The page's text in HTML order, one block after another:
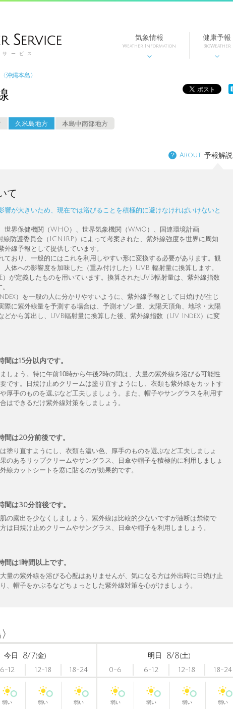
ービス
気象情報
Weather Information

健康予報
BioWeather

沖縄本島〉
久米島地方 本島中南部地方
？ About 予報解説
て
響が大きいため、現在では浴びることを積極的に避けなければいけないと
世界保健機関（WHO）、世界気象機関（WMO）、国連環境計画
線防護委員会（ICNIRP）によって考案された、紫外線強度を世界に周知
線予報として提供しています。
ており、一般的にはこれを利用しやすい形に変換する必要があります。観
人体への影響度を加味した（重み付けした）UVB 輻射量に換算します。
が定義したものを用いています。換算されたUVB輻射量は、紫外線指数
）を一般の人に分かりやすいように、紫外線予報として日焼けが生じ
際に紫外線量を予測する場合は、予測オゾン量、太陽天頂角、地球・太陽
どから算出し、UVB輻射量に換算した後、紫外線指数（UV Index）に変
間は15分以内です。
しょう。特に午前10時から午後2時の間は、大量の紫外線を浴びる可能性
です。日焼け止めクリームは塗り直すようにし、衣類も紫外線をカットす
厚手のものを選ぶなど工夫しましょう。また、帽子やサングラスを利用す
はできるだけ紫外線対策をしましょう。
間は20分前後です。
塗り直すようにし、衣類も濃い色、厚手のものを選ぶなど工夫しましょ
のあるリップクリームやサングラス、日傘や帽子を積極的に利用しましょ
線カットシートを窓に貼るのが効果的です。
間は30分前後です。
の露出を少なくしましょう。紫外線は比較的少ないですが油断は禁物で
は日焼け止めクリームやサングラス、日傘や帽子を利用しましょう。
間は1時間以上です。
量の紫外線を浴びる心配はありませんが、気になる方は外出時に日焼け止
、帽子をかぶるなどちょっとした紫外線対策を心がけましょう。
今日 8/7(金)
6-12 12-18 18-24
明日 8/8(土)
0-6
6-12 12-18 18-24
弱い 弱い 弱い 弱い 弱い 弱い 弱い